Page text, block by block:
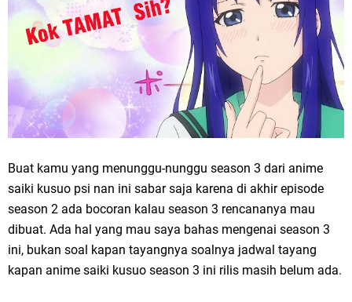
Buat kamu yang menunggu-nunggu season 3 dari anime
saiki kusuo psi nan ini sabar saja karena di akhir episode
season 2 ada bocoran kalau season 3 rencananya mau
dibuat. Ada hal yang mau saya bahas mengenai season 3
ini, bukan soal kapan tayangnya soalnya jadwal tayang
kapan anime saiki kusuo season 3 ini rilis masih belum ada.